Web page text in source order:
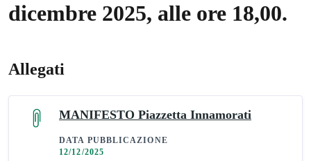
dicembre 2025, alle ore 18,00.
Allegati
MANIFESTO Piazzetta Innamorati
DATA PUBBLICAZIONE
12/12/2025